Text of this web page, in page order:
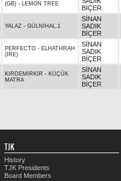
(GB) - LEMON TREE
BİÇER
YALAZ - GÜLNİHAL.1
SİNAN
SADIK
BİÇER
PERFECTO - ELHATHRAH
(IRE)
SİNAN
SADIK
BİÇER
KIRDEMİRKIR - KÜÇÜK
MATRA
SİNAN
SADIK
BİÇER
TJK
History
TJK Presidents
Board Members